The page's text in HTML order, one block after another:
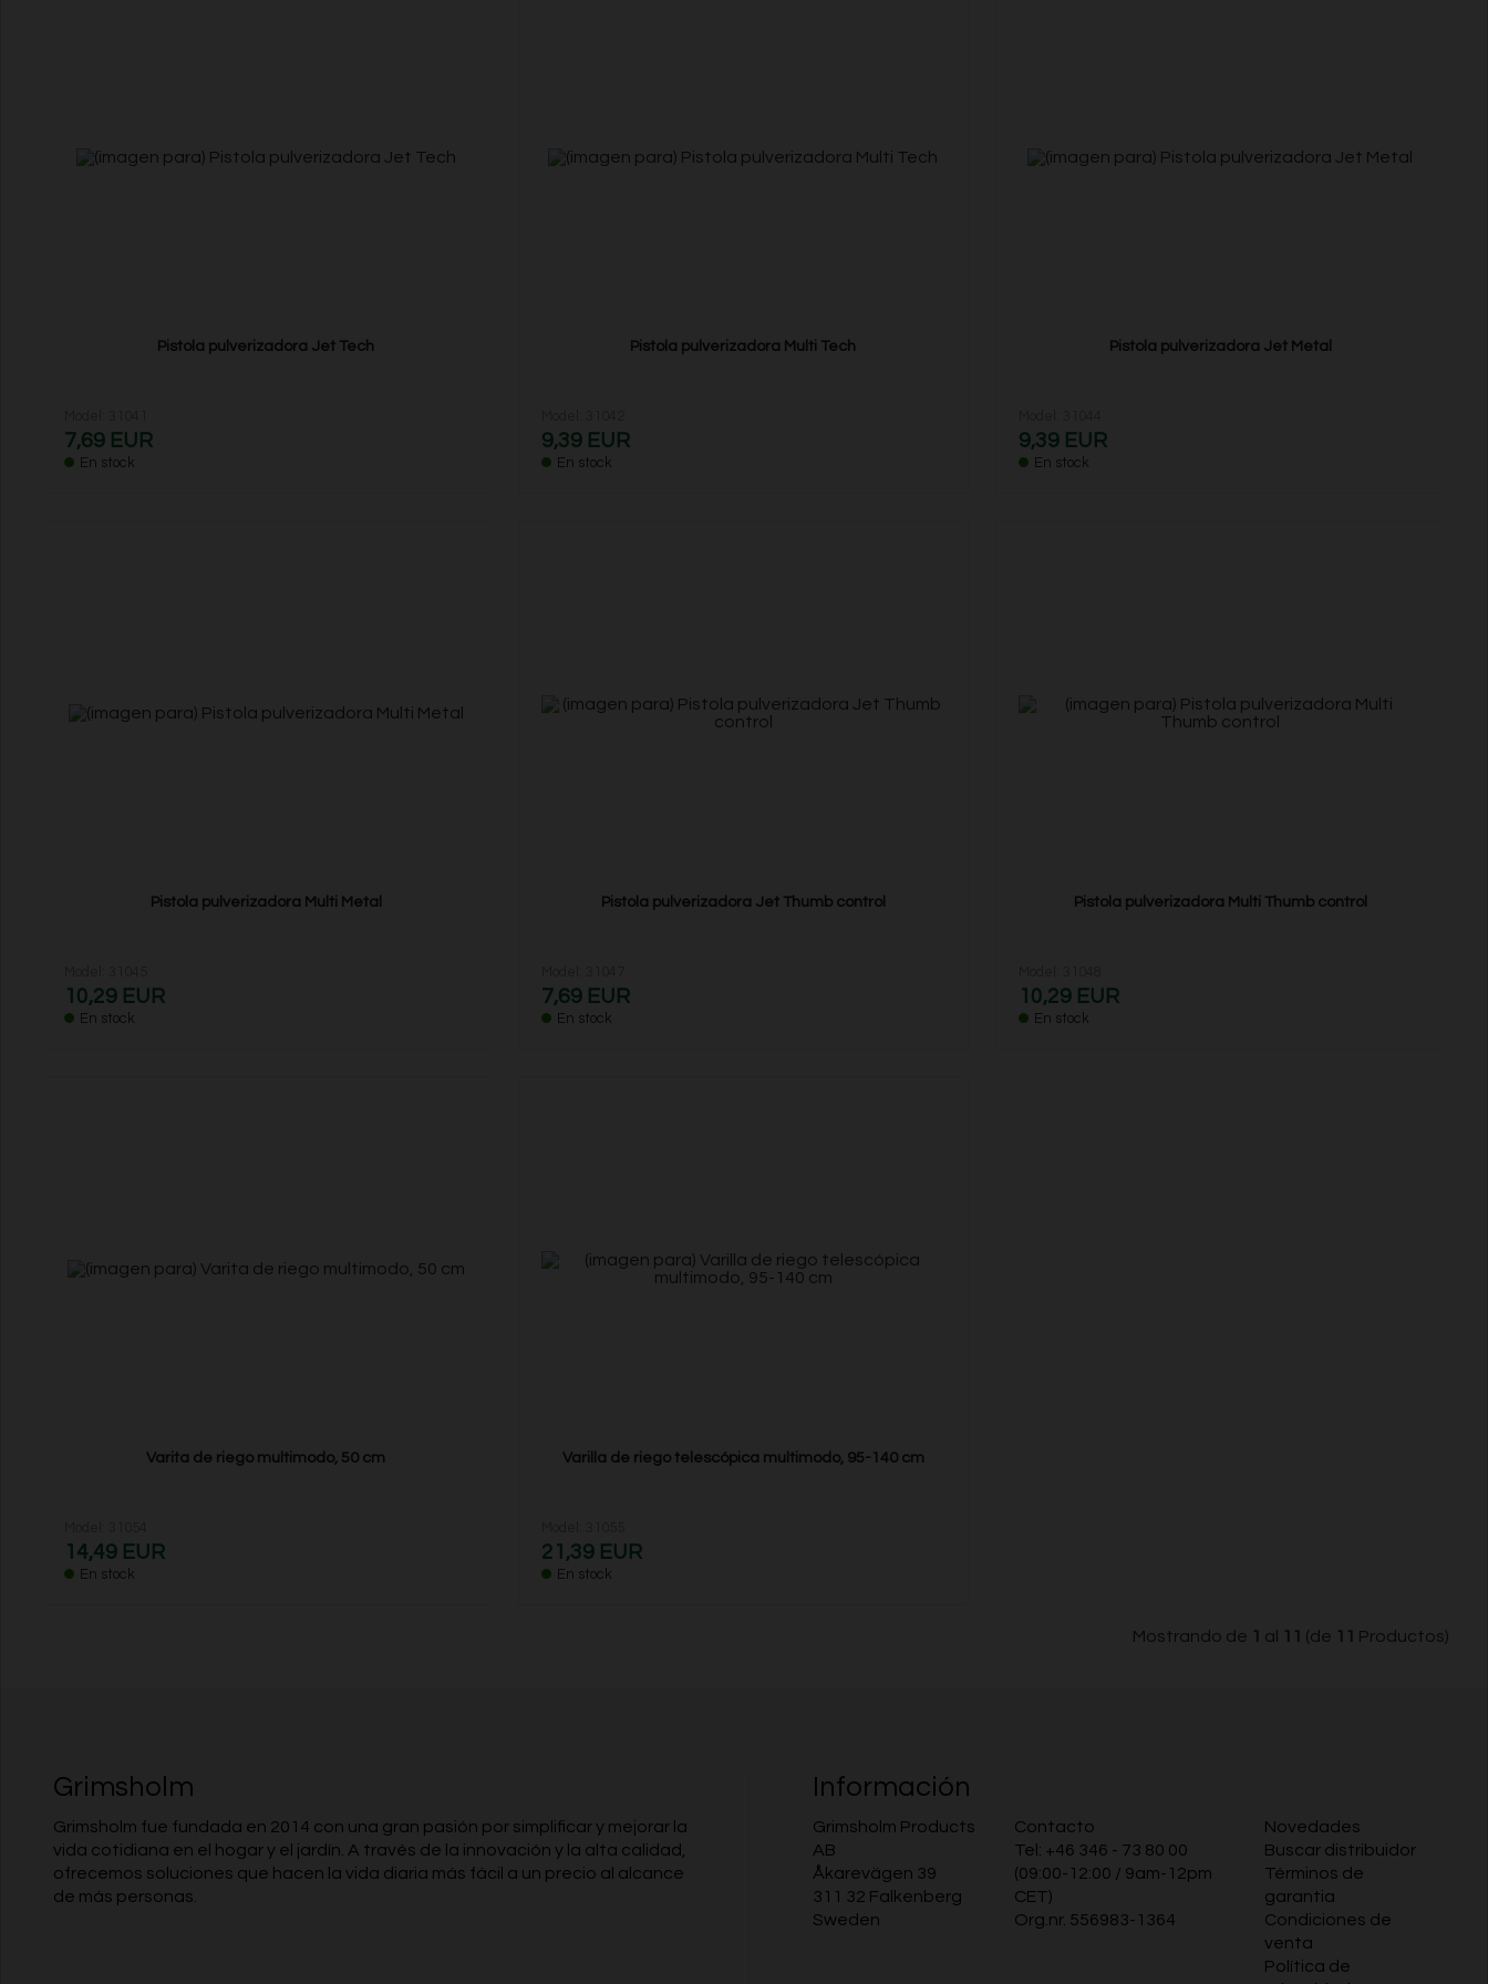
Pistola pulverizadora Jet Tech
7,69 EUR
En stock
Pistola pulverizadora Multi Tech
9,39 EUR
En stock
Pistola pulverizadora Jet Metal
9,39 EUR
En stock
Pistola pulverizadora Multi Metal
10,29 EUR
En stock
Pistola pulverizadora Jet Thumb control
7,69 EUR
En stock
Pistola pulverizadora Multi Thumb control
10,29 EUR
En stock
Varita de riego multimodo, 50 cm
14,49 EUR
En stock
Varilla de riego telescópica multimodo, 95-140 cm
21,39 EUR
En stock
Mostrando de 1 al 11 (de 11 Productos)
Grimsholm
Grimsholm fue fundada en 2014 con una gran pasión por simplificar y mejorar la
vida cotidiana en el hogar y el jardín. A través de la innovación y la alta calidad,
ofrecemos soluciones que hacen la vida diaria más fácil a un precio al alcance
de más personas.
Información
Grimsholm Products
AB
Åkarevägen 39
311 32 Falkenberg
Sweden
Contacto
Tel: +46 346 - 73 80 00
(09:00-12:00 / 9am-12pm
CET)
Org.nr. 556983-1364
Novedades
Buscar distribuidor
Términos de
garantia
Condiciones de
venta
Política de